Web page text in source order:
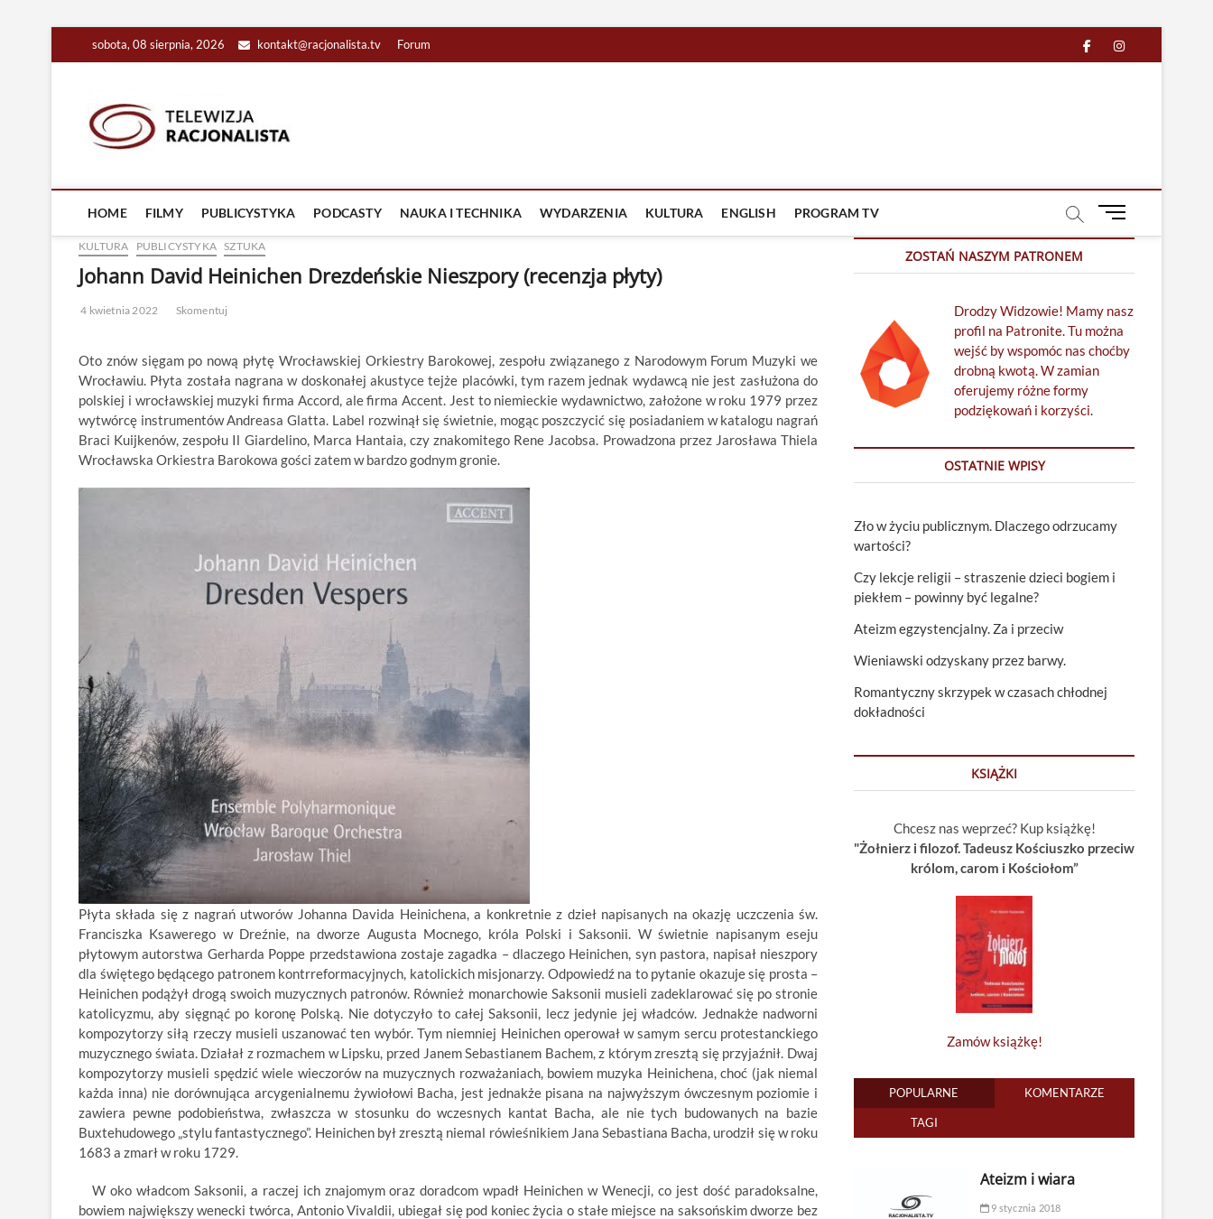
sobota, 08 sierpnia, 2026 kontakt@racjonalista.tv Forum facebook
in
HOME FILMY PUBLICYSTYKA PODCASTY NAUKA I TECHNIKA WYDARZENIA KULTURA ENGLISH PROGRAM TV
M
u
u
t
t
KULTURA PUBLICYSTYKA SZTUKA
Johann David Heinichen Drezdeńskie Nieszpory (recenzja płyty)
4 kwietnia 2022 Skomentuj
Oto znów sięgam po nową płytę Wrocławskiej Orkiestry Barokowej, zespołu związanego z Narodowym Forum Muzyki we
Wrocławiu. Płyta została nagrana w doskonałej akustyce tejże placówki, tym razem jednak wydawcą nie jest zasłużona do
polskiej i wrocławskiej muzyki firma Accord, ale firma Accent. Jest to niemieckie wydawnictwo, założone w roku 1979 przez
wytwórcę instrumentów Andreasa Glatta. Label rozwinął się świetnie, mogąc poszczycić się posiadaniem w katalogu nagrań
Braci Kuijkenów, zespołu Il Giardelino, Marca Hantaia, czy znakomitego Rene Jacobsa. Prowadzona przez Jarosława Thiela
Wrocławska Orkiestra Barokowa gości zatem w bardzo godnym gronie.
Płyta składa się z nagrań utworów Johanna Davida Heinichena, a konkretnie z dzieł napisanych na okazję uczczenia św.
Franciszka Ksawerego w Dreźnie, na dworze Augusta Mocnego, króla Polski i Saksonii. W świetnie napisanym eseju
płytowym autorstwa Gerharda Poppe przedstawiona zostaje zagadka – dlaczego Heinichen, syn pastora, napisał nieszpory
dla świętego będącego patronem kontrreformacyjnych, katolickich misjonarzy. Odpowiedź na to pytanie okazuje się prosta –
Heinichen podążył drogą swoich muzycznych patronów. Również monarchowie Saksonii musieli zadeklarować się po stronie
katolicyzmu, aby sięgnąć po koronę Polską. Nie dotyczyło to całej Saksonii, lecz jedynie jej władców. Jednakże nadworni
kompozytorzy siłą rzeczy musieli uszanować ten wybór. Tym niemniej Heinichen operował w samym sercu protestanckiego
muzycznego świata. Działał z rozmachem w Lipsku, przed Janem Sebastianem Bachem, z którym zresztą się przyjaźnił. Dwaj
kompozytorzy musieli spędzić wiele wieczorów na muzycznych rozważaniach, bowiem muzyka Heinichena, choć (jak niemal
każda inna) nie dorównująca arcygenialnemu żywiołowi Bacha, jest jednakże pisana na najwyższym ówczesnym poziomie i
zawiera pewne podobieństwa, zwłaszcza w stosunku do wczesnych kantat Bacha, ale nie tych budowanych na bazie
Buxtehudowego „stylu fantastycznego”. Heinichen był zresztą niemal rówieśnikiem Jana Sebastiana Bacha, urodził się w roku
1683 a zmarł w roku 1729.
W oko władcom Saksonii, a raczej ich znajomym oraz doradcom wpadł Heinichen w Wenecji, co jest dość paradoksalne,
bowiem największy wenecki twórca, Antonio Vivaldii, ubiegał się pod koniec życia o stałe miejsce na saksońskim dworze bez
ZOSTAŃ NASZYM PATRONEM
Drodzy Widzowie! Mamy nasz
profil na Patronite. Tu można
wejść by wspomóc nas choćby
drobną kwotą. W zamian
oferujemy różne formy
podziękowań i korzyści.
OSTATNIE WPISY
Zło w życiu publicznym. Dlaczego odrzucamy
wartości?
Czy lekcje religii – straszenie dzieci bogiem i
piekłem – powinny być legalne?
Ateizm egzystencjalny. Za i przeciw
Wieniawski odzyskany przez barwy.
Romantyczny skrzypek w czasach chłodnej
dokładności
KSIĄŻKI
Chcesz nas weprzeć? Kup książkę!
"Żołnierz i filozof. Tadeusz Kościuszko przeciw
królom, carom i Kościołom”
Zamów książkę!
POPULARNE KOMENTARZE
TAGI
Ateizm i wiara
9 stycznia 2018